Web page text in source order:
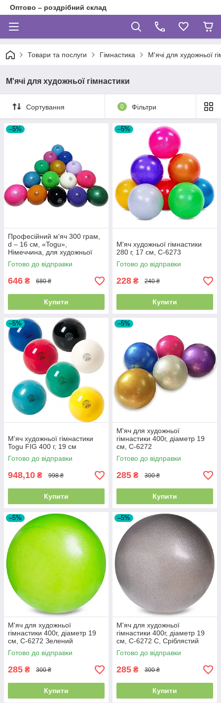
Оптово – роздрібний склад
Товари та послуги Гімнастика М'ячі для художньої
М'ячі для художньої гімнастики
Сортування 0 Фільтри
–5%
Професійний м'яч 300 грам,
d – 16 см, «Togu»,
Німеччина, для художньої
гімнастики
Готово до відправки
646 ₴ 680 ₴
Купити
–5%
М'яч художньої гімнастики
280 г, 17 см, C-6273
Готово до відправки
228 ₴ 240 ₴
Купити
–5%
М'яч художньої гімнастики
Togu FIG 400 г, 19 см
Готово до відправки
948,10 ₴ 998 ₴
Купити
–5%
М'яч для художньої
гімнастики 400г, діаметр 19
см, C-6272
Готово до відправки
285 ₴ 300 ₴
Купити
–5%
М'яч для художньої
гімнастики 400г, діаметр 19
см, C-6272 Зелений
Готово до відправки
285 ₴ 300 ₴
Купити
–5%
М'яч для художньої
гімнастики 400г, діаметр 19
см, C-6272 С, Сріблястий
Готово до відправки
285 ₴ 300 ₴
Купити